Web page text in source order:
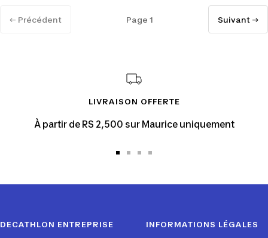
← Précédent Page 1 Suivant →
LIVRAISON OFFERTE
À partir de RS 2,500 sur Maurice uniquement
DECATHLON ENTREPRISE INFORMATIONS LÉGALES